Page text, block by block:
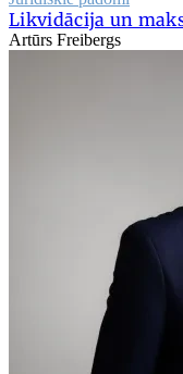
Likvidācija un
Artūrs Freibergs